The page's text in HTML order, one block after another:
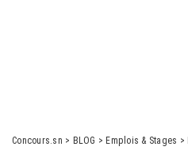
Concours.sn > BLOG > Emplois & Stages >